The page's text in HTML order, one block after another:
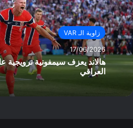
زاوية الـ VAR
17/06/2026
هالاند يعزف سيمفونية نرويجية
العراقي